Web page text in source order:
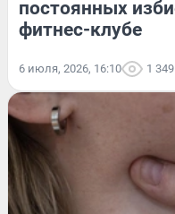
постоянных
фитнес-клубе
6 июля, 2026, 16:10 1 349